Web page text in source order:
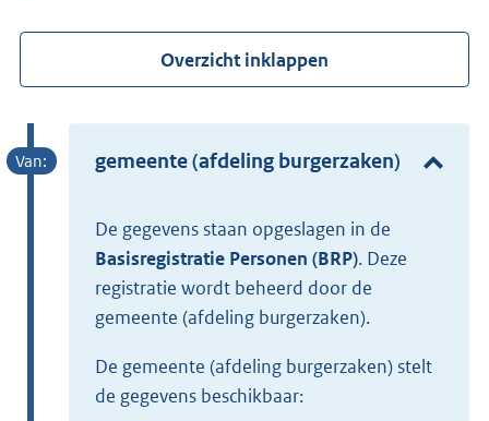
Overzicht inklappen
gemeente (afdeling burgerzaken)
De gegevens staan opgeslagen in de
Basisregistratie Personen (BRP). Deze
registratie wordt beheerd door de
gemeente (afdeling burgerzaken).
de gemeente (afdeling burgerzaken) stelt
de gegevens beschikbaar: